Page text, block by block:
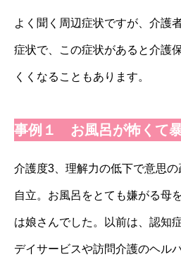
よく聞く周辺症状ですが、介護
症状で、この症状があると介護
くくなることもあります。
事例１ お風呂が怖くて
介護度3、理解力の低下で意思
自立。お風呂をとても嫌がる母
は娘さんでした。以前は、認知
デイサービスや訪問介護のヘル